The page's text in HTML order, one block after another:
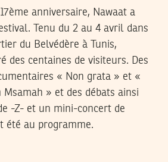
anniversaire, Nawaat a
Tenu du 2 au 4 avril dans
du Belvédère à Tunis,
des centaines de visiteurs. Des
« Non grata » et «
Msamah » et des débats ainsi
-Z- et un mini-concert de
été au programme.